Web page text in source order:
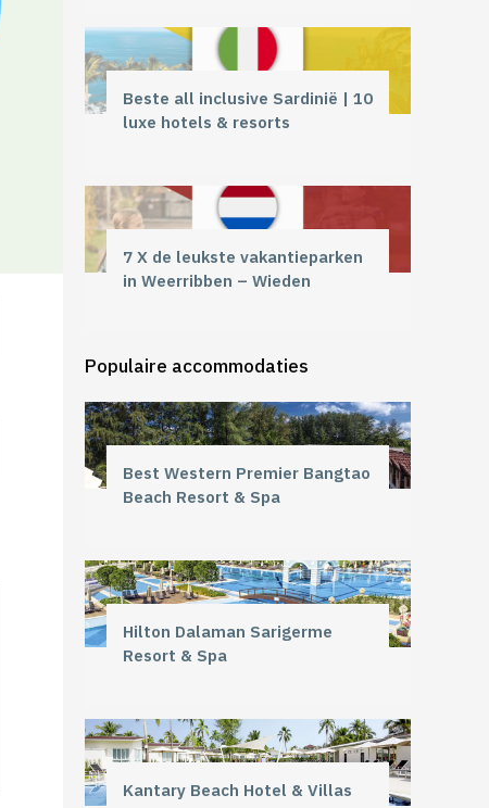
Beste all inclusive Sardinië | 10
luxe hotels & resorts
7 X de leukste vakantieparken
in Weerribben – Wieden
Populaire accommodaties
Best Western Premier Bangtao
Beach Resort & Spa
Hilton Dalaman Sarigerme
Resort & Spa
Kantary Beach Hotel & Villas